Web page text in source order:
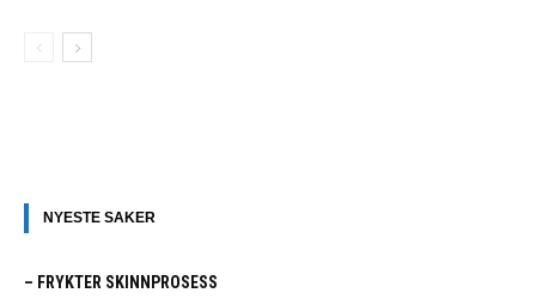
NYESTE SAKER
– FRYKTER SKINNPROSESS